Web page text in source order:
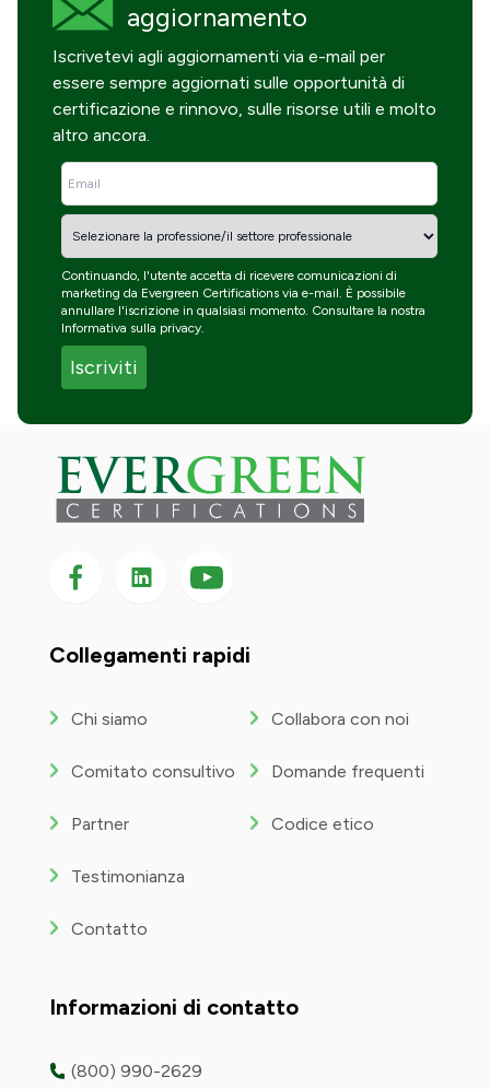
aggiornamento
Iscrivetevi agli aggiornamenti via e-mail per
essere sempre aggiornati sulle opportunità di
certificazione e rinnovo, sulle risorse utili e molto
altro ancora.
Continuando, l'utente accetta di ricevere comunicazioni di
marketing da Evergreen Certifications via e-mail. È possibile
annullare l'iscrizione in qualsiasi momento. Consultare la nostra
Informativa sulla privacy.
Seguici su Facebook
Seguici su LinkedIn
Seguici
su
Collegamenti rapidi
Chi siamo
Comitato consultivo
Partner
Testimonianza
Contatto
Collabora con noi
Domande frequenti
Codice etico
Informazioni di contatto
(800) 990-2629